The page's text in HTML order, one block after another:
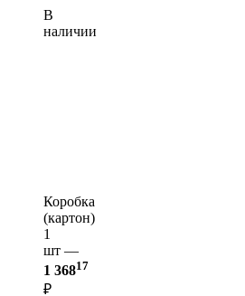
В
наличии
Коробка
(картон)
1
шт —
1 36817
₽